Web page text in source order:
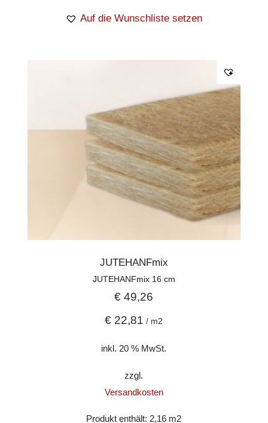
Auf die Wunschliste setzen
JUTEHANFmix
JUTEHANFmix 16 cm
€ 49,26
€ 22,81 / m2
inkl. 20 % MwSt.
zzgl.
Versandkosten
Produkt enthält: 2,16 m2